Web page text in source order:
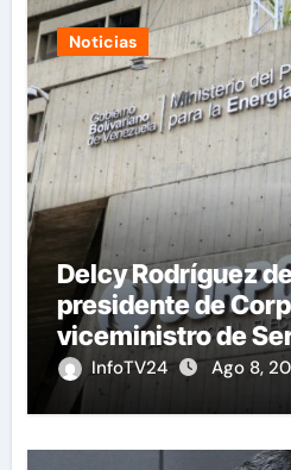
Noticias
Delcy Rodríguez
presidente de
viceministro de
Eléctricos
InfoTV24 Ago 8,